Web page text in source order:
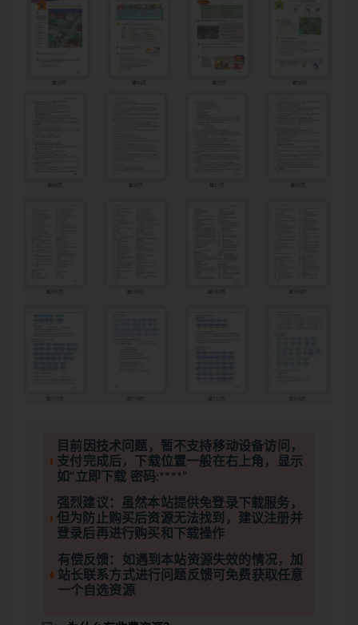
目前因技术问题，暂不支持移动设备访问，
支付完成后，下载位置一般在右上角，显示
如“立即下载 密码:****”
强烈建议：虽然本站提供免登录下载服务，
但为防止购买后资源无法找到，建议注册并
登录后再进行购买和下载操作
有偿反馈：如遇到本站资源失效的情况，加
站长联系方式进行问题反馈可免费获取任意
一个自选资源